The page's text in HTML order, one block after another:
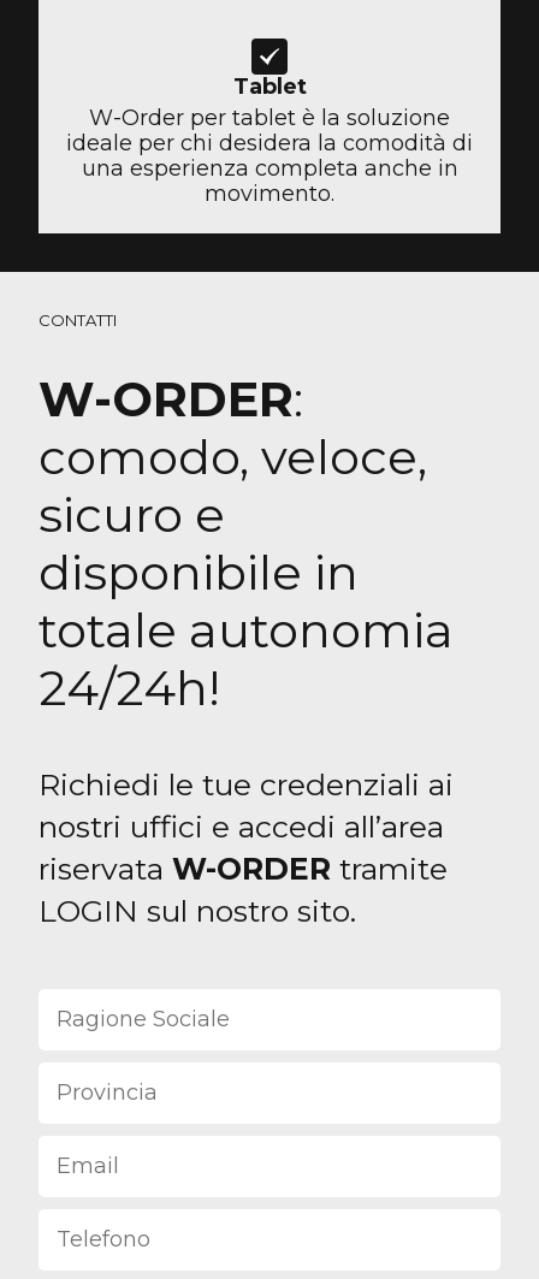
Tablet
W-Order per tablet è la soluzione
ideale per chi desidera la comodità di
una esperienza completa anche in
movimento.
CONTATTI
W-ORDER:
comodo, veloce,
sicuro e
disponibile in
totale autonomia
24/24h!
Richiedi le tue credenziali ai
nostri uffici e accedi all’area
riservataW-ORDER tramite
LOGIN sul nostro sito.